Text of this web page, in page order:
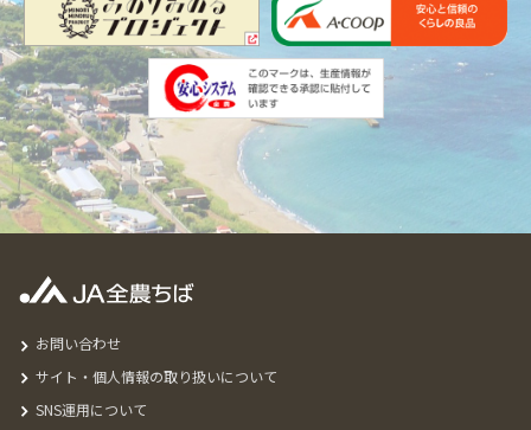
お問い合わせ
サイト・個人情報の取り扱いについて
SNS運用について